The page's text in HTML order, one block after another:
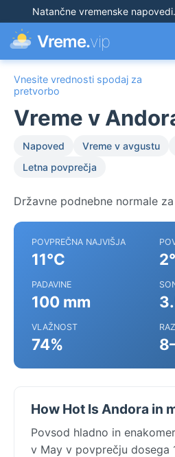
Natančne vremenske napovedi.
Vreme.vip
Vnesite vrednosti spodaj za
pretvorbo
Vreme v
Napoved Vreme v avgustu
Letna povprečja
Državne podnebne normale
POVPREČNA NAJVIŠJA
11°C
PADAVINE
100 mm
VLAŽNOST
74%
How Hot Is Andora in
Povsod hladno in
v May v povprečju dosega